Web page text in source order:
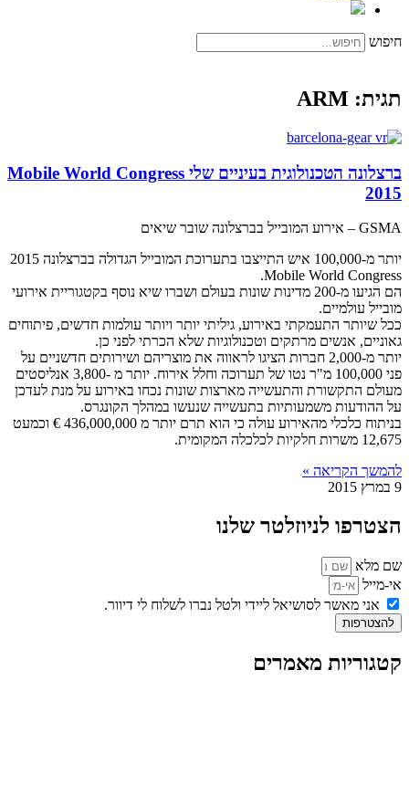
חיפוש
תגית: ARM
ברצלונה הטכנולוגית בעיניים שלי Mobile World Congress
2015
GSMA – אירוע המובייל בברצלונה שובר שיאים
יותר מ-100,000 איש התייצבו בתערוכת המובייל הגדולה בברצלונה 2015
Mobile World Congress.
הם הגיעו מ-200 מדינות שונות בעולם ושברו שיא נוסף בקטגוריית אירועי
מובייל עולמיים.
ככל שיותר התעמקתי באירוע, גיליתי יותר ויותר עולמות חדשים, פיתוחים
גאוניים, אנשים מרתקים וטכנולוגיות שלא הכרתי לפני כן.
יותר מ-2,000 חברות הציגו לראווה את מוצריהם ושירותים חדשניים על
פני 100,000 מ"ר נטו של תערוכה וחלל אירוח. יותר מ -3,800 אנליסטים
מעולם התקשורת והתעשייה מארצות שונות נכחו באירוע על מנת לעדכן
על ההודעות משמעותיות בתעשייה שנעשו במהלך הקונגרס.
בניתוח כלכלי מהאירוע עולה כי הוא תרם יותר מ 436,000,000 € וכמעט
12,675 משרות חלקיות לכלכלה המקומית.
להמשך הקריאה »
9 במרץ 2015
הצטרפו לניוזלטר שלנו
שם מלא
אי-מייל
אני מאשר לסושיאל ליידי ולטל נברו לשלוח לי דיוור.
להצטרפות
קטגוריות מאמרים